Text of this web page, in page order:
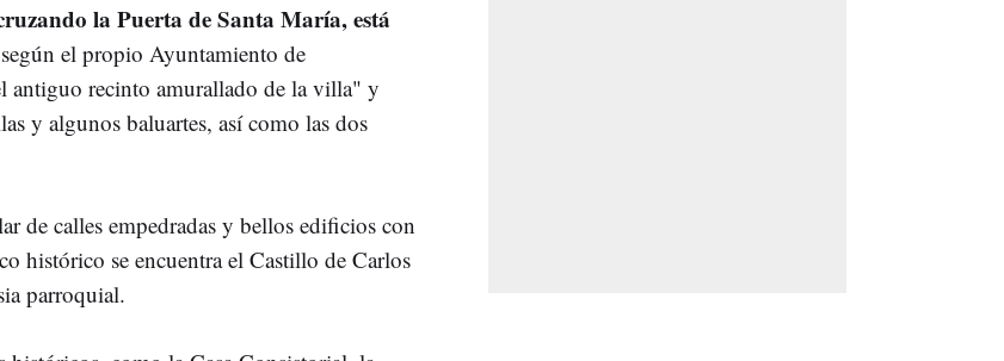
la Puerta de Santa María, está
el propio Ayuntamiento de
antiguo recinto amurallado de la villa" y
y algunos baluartes, así como las dos
de calles empedradas y bellos edificios con
histórico se encuentra el Castillo de Carlos
parroquial.